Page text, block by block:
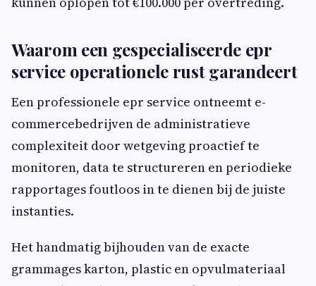
Waarom een gespecialiseerde epr
service operationele rust garandeert
Een professionele epr service ontneemt e-
commercebedrijven de administratieve
complexiteit door wetgeving proactief te
monitoren, data te structureren en periodieke
rapportages foutloos in te dienen bij de juiste
instanties.
Het handmatig bijhouden van de exacte
grammages karton, plastic en opvulmateriaal